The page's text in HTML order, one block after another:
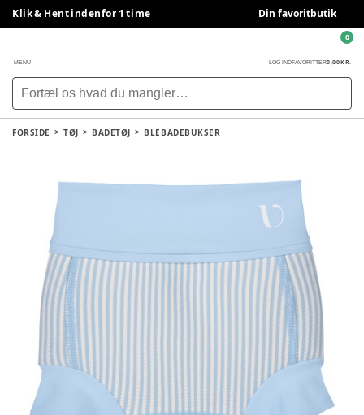
Klik & Hent indenfor 1 time Din favoritbutik
MENU LOG INDFAVORITTER0,00 KR.
0
FORSIDE TØJ BADETØJ BLEBADEBUKSER